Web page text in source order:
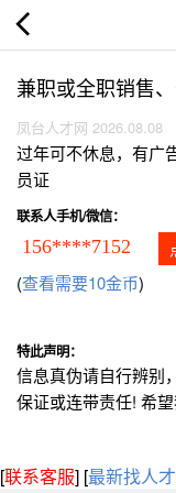
兼职或全职销售
凤台人才网 2026.08.08
过年可不休息，有广
员证
联系人手机/微信：
156****7152
(查看需要10金币)
特此声明：
信息真伪请自行辨别
保证或连带责任! 希
[联系客服] [最新找人才